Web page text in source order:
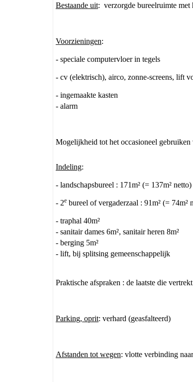
Bestaande uit: verzorgde bureelruimte met
Voorzieningen:
- speciale computervloer in tegels
- cv (elektrisch), airco, zonne-screens, lift
- ingemaakte kasten
- alarm
Mogelijkheid tot het occasioneel
Indeling:
- landschapsbureel : 171m² (= 137m² netto)
- 2e bureel of vergaderzaal : 91m² (= 74m²
- traphal 40m²
- sanitair dames 6m², sanitair heren 8m²
- berging 5m²
- lift, bij splitsing gemeenschappelijk
Praktische afspraken : de laatste die
Parking, oprit: verhard (geasfalteerd)
Afstanden tot wegen: vlotte verbinding